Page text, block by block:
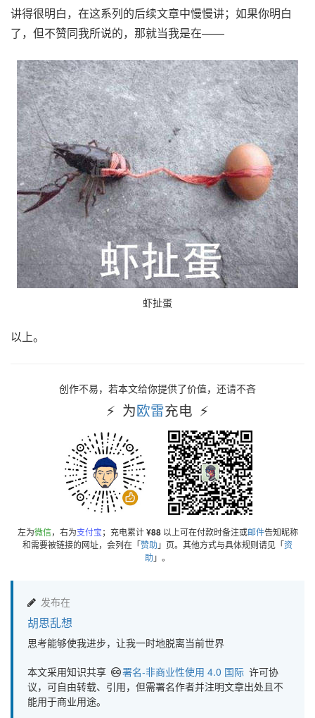
讲得很明白，在这系列的后续文章中慢慢讲；如果你明白
了，但不赞同我所说的，那就当我是在——
虾扯蛋
以上。
创作不易，若本文给你提供了价值，还请不吝
为欧雷充电
左为微信，右为支付宝；充电累计¥88以上可在付款时备注或邮件告知昵称
和需要被链接的网址，会列在「赞助」页。其他方式与具体规则请见「资
助」。
发布在
胡思乱想
思考能够使我进步，让我一时地脱离当前世界
本文采用知识共享 署名-非商业性使用 4.0 国际 许可协
议，可自由转载、引用，但需署名作者并注明文章出处且不
能用于商业用途。